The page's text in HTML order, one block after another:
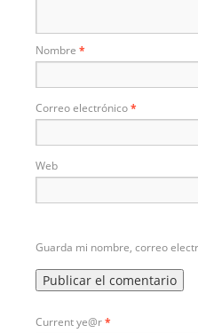
Nombre *
Correo electrónico*
Web
Guarda mi nombre, correo
Current ye@r*